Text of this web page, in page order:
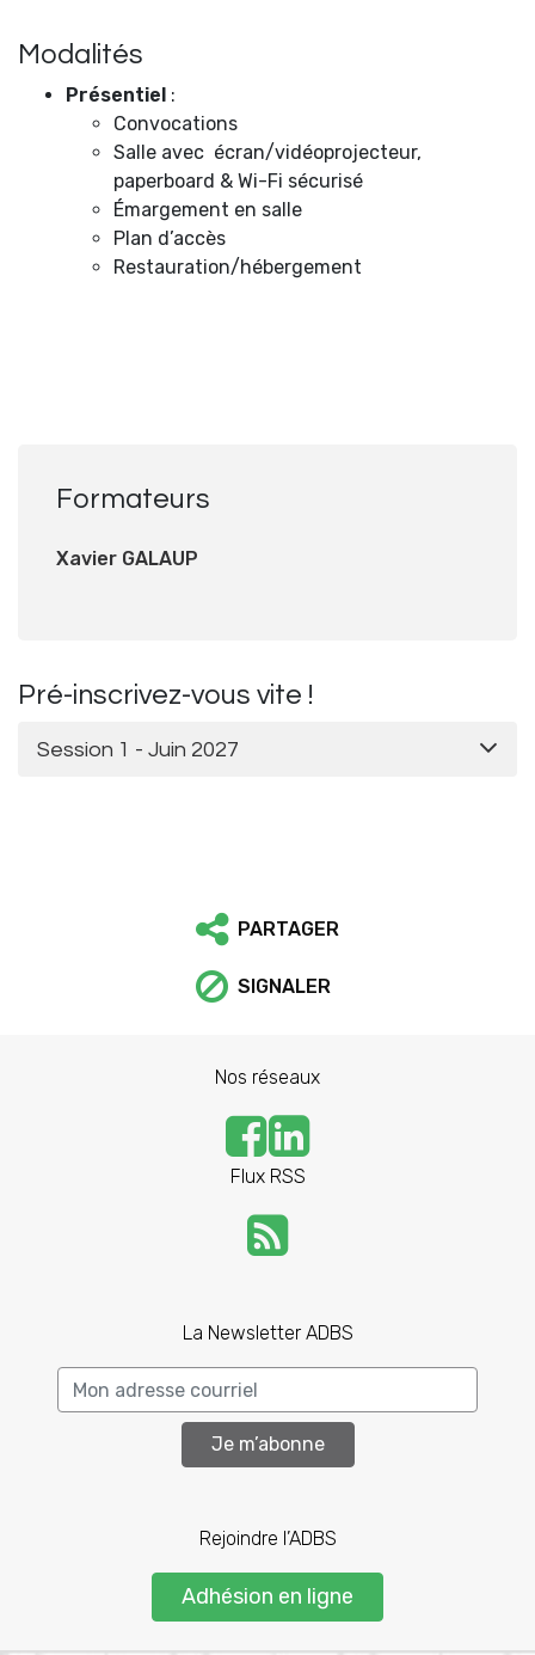
Modalités
Présentiel :
Convocations
Salle avec écran/vidéoprojecteur,
paperboard & Wi-Fi sécurisé
Émargement en salle
Plan d’accès
Restauration/hébergement
Formateurs
Xavier GALAUP
Pré-inscrivez-vous vite !
Session 1 - Juin 2027
PARTAGER
SIGNALER
Nos réseaux
Flux RSS
La Newsletter ADBS
Je m’abonne
Rejoindre l’ADBS
Adhésion en ligne